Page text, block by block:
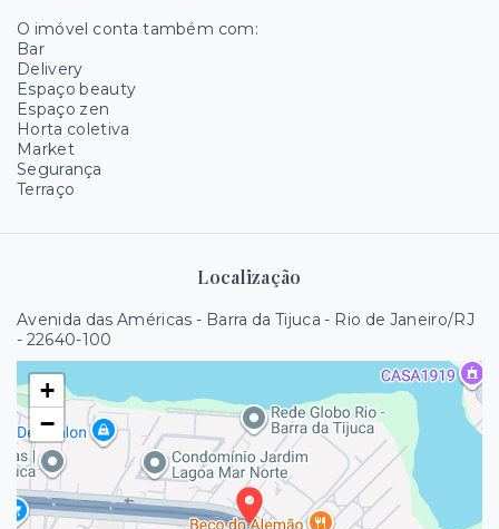
O imóvel conta também com:
Bar
Delivery
Espaço beauty
Espaço zen
Horta coletiva
Market
Segurança
Terraço
Localização
Avenida das Américas - Barra da Tijuca - Rio de Janeiro/RJ
- 22640-100
+
−